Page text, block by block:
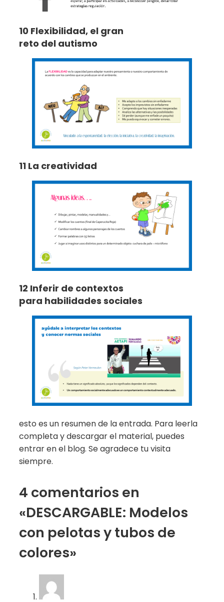
10 Flexibilidad, el gran
reto del autismo
11 La creatividad
12 Inferir de contextos
para habilidades sociales
esto es un resumen de la entrada. Para leerla
completa y descargar el material, puedes
entrar en el blog. Se agradece tu visita
siempre.
4 comentarios en
«DESCARGABLE: Modelos
con pelotas y tubos de
colores»